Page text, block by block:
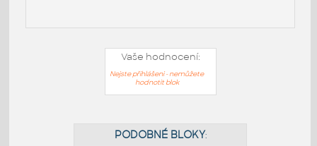
Vaše hodnocení:
Nejste přihlášeni - nemůžete
hodnotit blok